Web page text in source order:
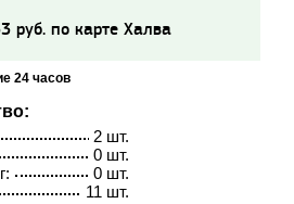
руб. по карте Халва
24 часов
2 шт.
0 шт.
0 шт.
11 шт.